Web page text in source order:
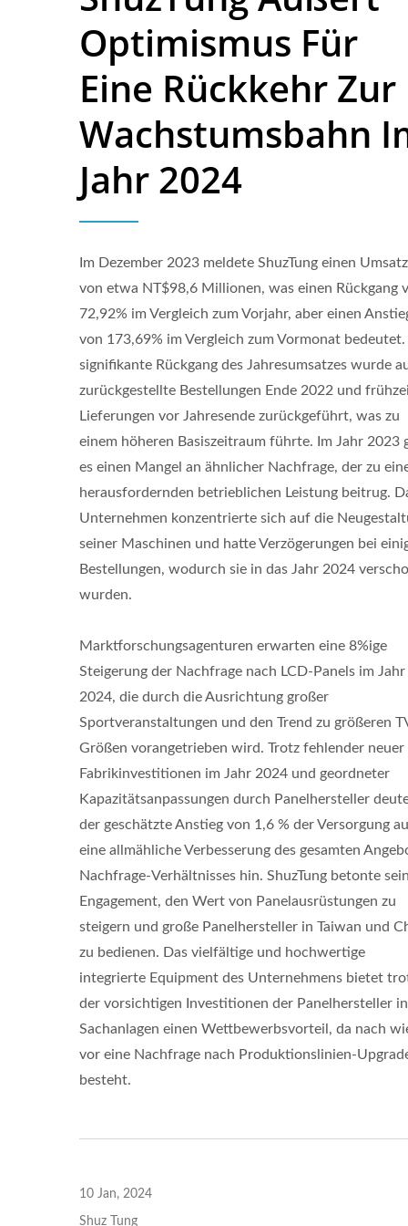
Optimismus Für
Eine Rückkehr Zur
Wachstumsbahn
Jahr 2024
Im Dezember 2023 meldete ShuzTung einen Umsatz
von etwa NT$98,6 Millionen, was einen Rückgang
72,92% im Vergleich zum Vorjahr, aber einen
von 173,69% im Vergleich zum Vormonat
signifikante Rückgang des Jahresumsatzes wurde
zurückgestellte Bestellungen Ende 2022 und
Lieferungen vor Jahresende zurückgeführt, was zu
einem höheren Basiszeitraum führte. Im Jahr 2023
es einen Mangel an ähnlicher Nachfrage, der zu
herausfordernden betrieblichen Leistung beitrug.
Unternehmen konzentrierte sich auf die
seiner Maschinen und hatte Verzögerungen bei
Bestellungen, wodurch sie in das Jahr 2024
wurden.
Marktforschungsagenturen erwarten eine 8%ige
Steigerung der Nachfrage nach LCD-Panels im Jahr
2024, die durch die Ausrichtung großer
Sportveranstaltungen und den Trend zu größeren
Größen vorangetrieben wird. Trotz fehlender neuer
Fabrikinvestitionen im Jahr 2024 und geordneter
Kapazitätsanpassungen durch Panelhersteller
der geschätzte Anstieg von 1,6 % der Versorgung
eine allmähliche Verbesserung des gesamten
Nachfrage-Verhältnisses hin. ShuzTung betonte sein
Engagement, den Wert von Panelausrüstungen zu
steigern und große Panelhersteller in Taiwan und
zu bedienen. Das vielfältige und hochwertige
integrierte Equipment des Unternehmens bietet
der vorsichtigen Investitionen der Panelhersteller in
Sachanlagen einen Wettbewerbsvorteil, da nach
vor eine Nachfrage nach Produktionslinien-
besteht.
10 Jan, 2024
Shuz Tung